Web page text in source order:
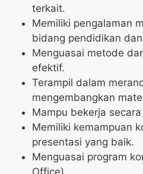
terkait.
Memiliki pengalaman
bidang pendidikan
Menguasai metode
efektif.
Terampil dalam
mengembangkan
Mampu bekerja
Memiliki kemampuan
presentasi yang baik.
Menguasai program
Office).